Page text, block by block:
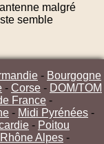
malgré
semble
- Bourgogne
- Corse - DOM/TOM
France -
- Midi Pyrénées -
- Poitou
Rhône Alpes -